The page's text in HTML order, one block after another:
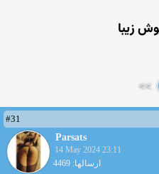
زیبا
>>
#31
Parsats
14 May 2024 23:11
ارسالها: 4469